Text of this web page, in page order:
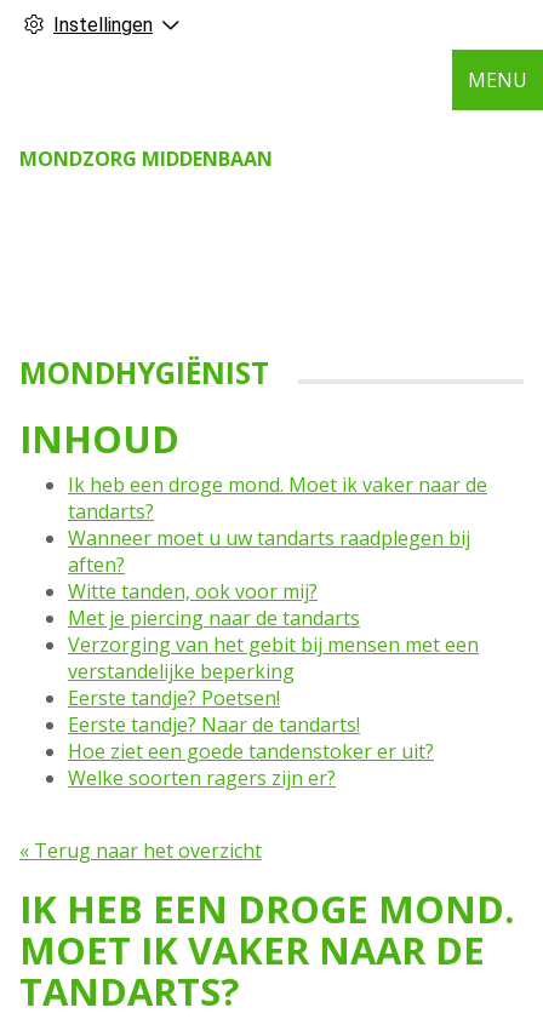
Instellingen
MONDZORG MIDDENBAAN
MENU
MONDHYGIËNIST
INHOUD
Ik heb een droge mond. Moet ik vaker naar de
tandarts?
Wanneer moet u uw tandarts raadplegen bij
aften?
Witte tanden, ook voor mij?
Met je piercing naar de tandarts
Verzorging van het gebit bij mensen met een
verstandelijke beperking
Eerste tandje? Poetsen!
Eerste tandje? Naar de tandarts!
Hoe ziet een goede tandenstoker er uit?
Welke soorten ragers zijn er?
« Terug naar het overzicht
IK HEB EEN DROGE MOND.
MOET IK VAKER NAAR DE
TANDARTS?